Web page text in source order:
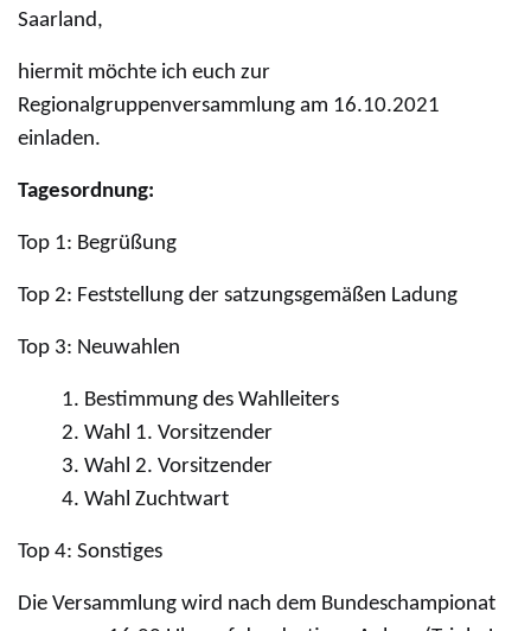
Saarland,
hiermit möchte ich euch zur
Regionalgruppenversammlung am 16.10.2021
einladen.
Tagesordnung:
Top 1: Begrüßung
Top 2: Feststellung der satzungsgemäßen Ladung
Top 3: Neuwahlen
Bestimmung des Wahlleiters
Wahl 1. Vorsitzender
Wahl 2. Vorsitzender
Wahl Zuchtwart
Top 4: Sonstiges
Die Versammlung wird nach dem Bundeschampionat